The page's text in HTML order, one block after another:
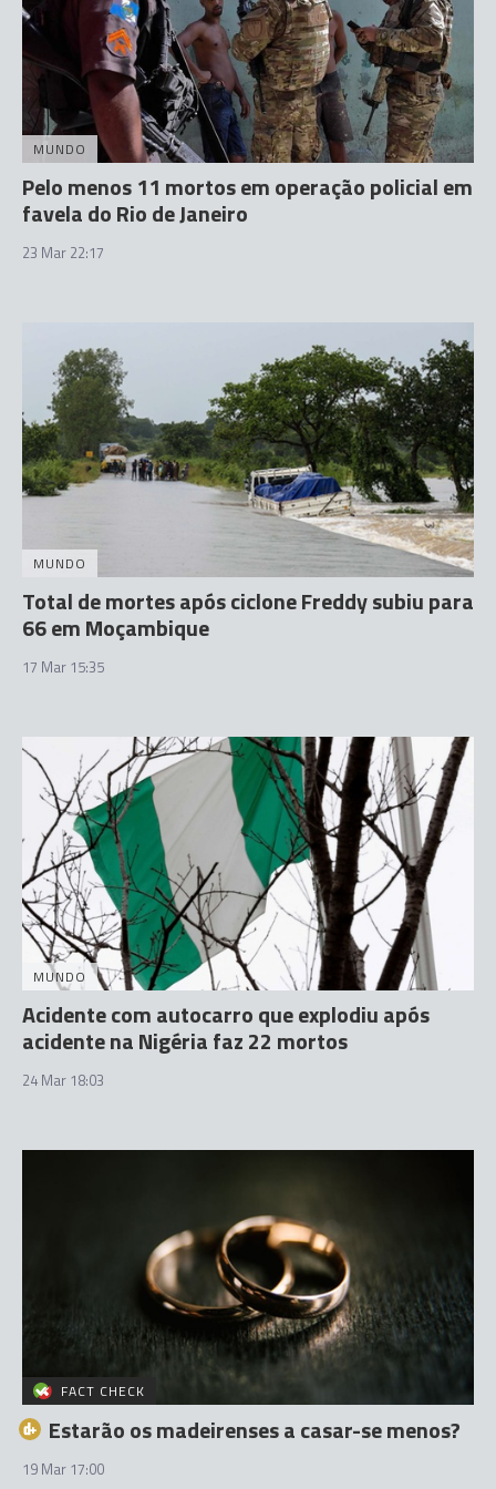
MUNDO
Pelo menos 11 mortos em operação policial em
favela do Rio de Janeiro
23 Mar 22:17
MUNDO
Total de mortes após ciclone Freddy subiu para
66 em Moçambique
17 Mar 15:35
MUNDO
Acidente com autocarro que explodiu após
acidente na Nigéria faz 22 mortos
24 Mar 18:03
FACT CHECK
Estarão os madeirenses a casar-se menos?
19 Mar 17:00